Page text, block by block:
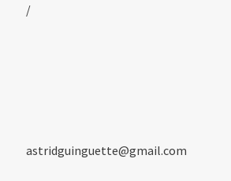
/
astridguinguette@gmail.com